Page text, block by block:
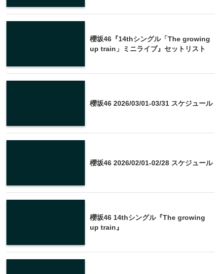
櫻坂46『14thシングル「The growing
up train」ミニライブ』セットリスト
櫻坂46 2026/03/01-03/31 スケジュール
櫻坂46 2026/02/01-02/28 スケジュール
櫻坂46 14thシングル『The growing
up train』